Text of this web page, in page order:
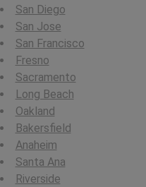
San Diego
San Jose
San Francisco
Fresno
Sacramento
Long Beach
Oakland
Bakersfield
Anaheim
Santa Ana
Riverside